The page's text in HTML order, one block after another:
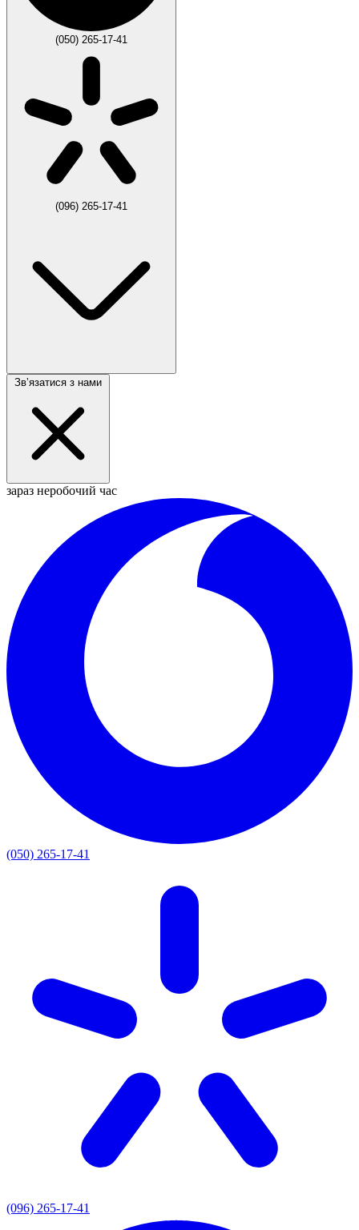
(050) 265-17-41
(096) 265-17-41
Звʼязатися з нами
зараз неробочий час
(050) 265-17-41
(096) 265-17-41